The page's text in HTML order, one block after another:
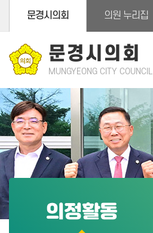
문경시의회
의원 누리집
문경시의회
MUNGYEONG CITY COUNCIL
의정활동